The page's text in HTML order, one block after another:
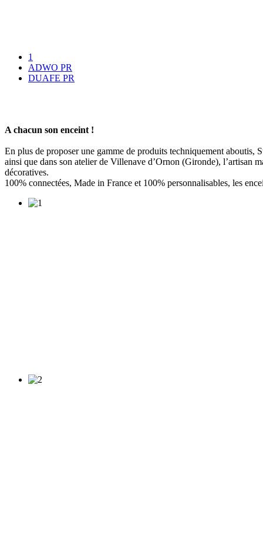
1
ADWO PR
DUAFE PR
A chacun son enceint !
En plus de proposer une gamme de produits techniquement aboutis,
ainsi que dans son atelier de Villenave d’Ornon (Gironde), l’artisan
décoratives.
100% connectées, Made in France et 100% personnalisables, les